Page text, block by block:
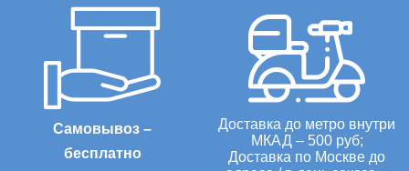
Самовывоз –
бесплатно
Доставка до метро внутри
МКАД – 500 руб;
Доставка по Москве до